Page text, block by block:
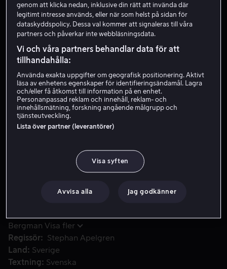
Wallander: Jokern
HD
Hyr 49 kr
Köp 109 kr
En kvinna hittas skjuten i huvudet utanför sin restaurang,
en regelrätt avrättning som hennes sjuåriga dotter
dessutom blir vittne till.
Bergman Visa fler
Regissör
Stephan Apelgren
Land
Sverige
Textning
Svenska
genom att klicka nedan, inklusive din rätt att invända där
legitimt intresse används, eller när som helst på sidan för
dataskyddspolicy. Dessa val kommer att signaleras till våra
partners och påverkar inte webbläsningsdata.
Vi och våra partners behandlar data för att
tillhandahålla:
Använda exakta uppgifter om geografisk positionering. Aktivt
läsa av enhetens egenskaper för identifieringsändamål. Lagra
och/eller få åtkomst till information på en enhet.
Personanpassad reklam och innehåll, reklam- och
innehållsmätning, forskning angående målgrupp och
tjänsteutveckling.
Lista över partner (leverantörer)
Visa syften
Avvisa alla Jag godkänner